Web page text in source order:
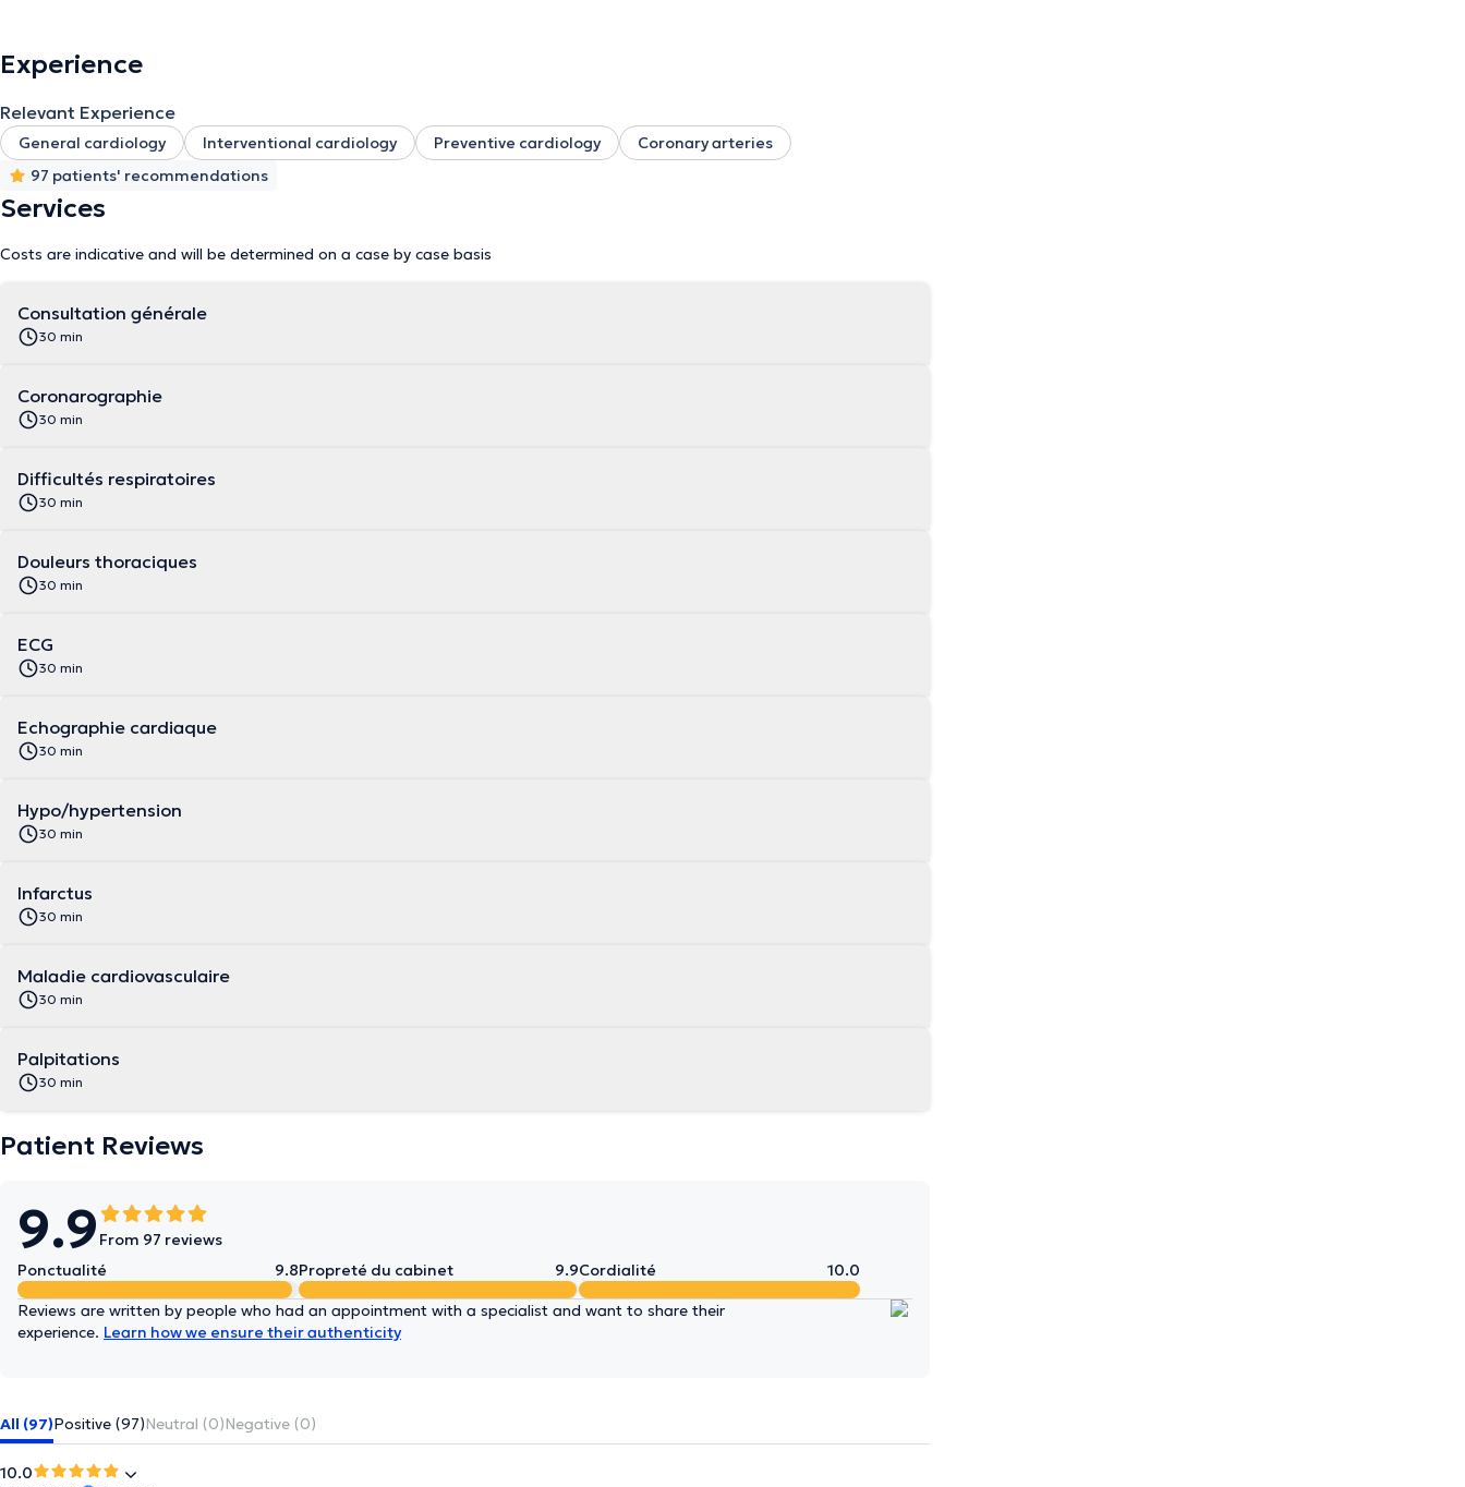
Experience
Relevant Experience
General cardiology Interventional cardiology Preventive cardiology
Coronary arteries
97 patients' recommendations
Services
Costs are indicative and will be determined on a case by case basis
Consultation générale
30 min
Coronarographie
30 min
Difficultés respiratoires
30 min
Douleurs thoraciques
30 min
ECG
30 min
Echographie cardiaque
30 min
Hypo/hypertension
30 min
Infarctus
30 min
Maladie cardiovasculaire
30 min
Palpitations
30 min
Patient Reviews
9.9 From 97 reviews
Ponctualité
9.8Propreté du cabinet 9.9Cordialité 10.0
Reviews are written by people who had an appointment with a specialist and want to share their
experience. Learn how we ensure their authenticity
All (97)Positive (97)Neutral (0)Negative (0)
10.0